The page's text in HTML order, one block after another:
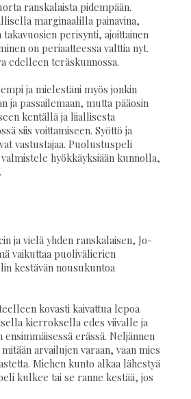
ranskalaista pidempään.
marginaalilla painavina,
perisynti, ajoittainen
on periaatteessa valttia nyt.
edelleen teräskunnossa.
ja mielestäni myös jonkin
ja passailemaan, mutta pääosin
kentällä ja liiallisesta
siis voittamiseen. Syöttö ja
vastustajaa. Puolustuspeli
hyökkäyksiään kunnolla,
ja vielä yhden ranskalaisen, Jo-
vaikuttaa puolivälierien
kestävän nousukuntoa
kovasti kaivattua lepoa
kierroksella edes viivalle ja
erässä. Neljännen
arvailujen varaan, vaan mies
Miehen kunto alkaa lähestyä
kulkee tai se ranne kestää, jos